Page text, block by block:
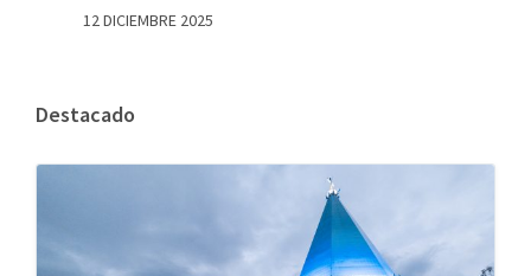
12 DICIEMBRE 2025
Destacado